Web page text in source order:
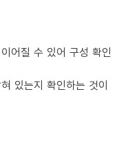
어질 수 있어 구성 확인
있는지 확인하는 것이